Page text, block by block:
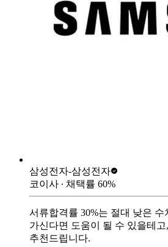
삼성전자-삼성전자
코이사 ∙ 채택률 60%
서류합격률 30%는 절대 낮은
가신다면 도움이 될 수 있을테
추천드립니다.